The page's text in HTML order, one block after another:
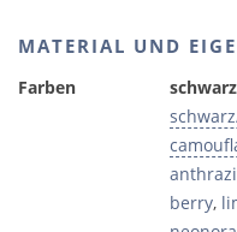
MATERIAL UND
Farben
berry,